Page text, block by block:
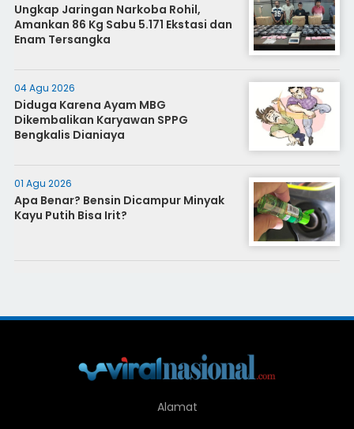
Ungkap Jaringan Narkoba Rohil,
Amankan 86 Kg Sabu 5.171 Ekstasi dan
Enam Tersangka
04 Agu 2026
Diduga Karena Ayam MBG
Dikembalikan Karyawan SPPG
Bengkalis Dianiaya
01 Agu 2026
Apa Benar? Bensin Dicampur Minyak
Kayu Putih Bisa Irit?
Alamat